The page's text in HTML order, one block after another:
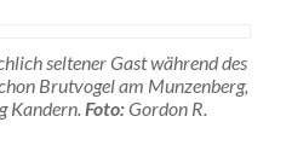
seltener Gast während des
Brutvogel am Munzenberg,
Kandern.Foto:Gordon R.